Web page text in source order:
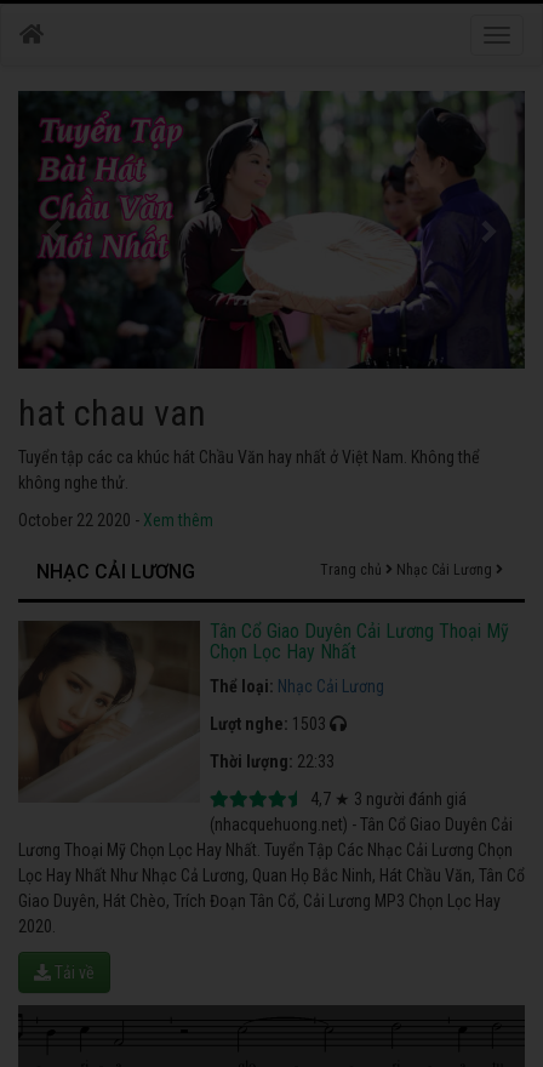
hat chau van
Tuyển tập các ca khúc hát Chầu Văn hay nhất ở Việt Nam. Không thể
không nghe thử.
October 22 2020 - Xem thêm
NHẠC CẢI LƯƠNG Trang chủ Nhạc Cải Lương
Tân Cổ Giao Duyên Cải Lương Thoại Mỹ
Chọn Lọc Hay Nhất
Thể loại: Nhạc Cải Lương
Lượt nghe: 1503
Thời lượng: 22:33
4,7 ★ 3 người đánh giá
(nhacquehuong.net) - Tân Cổ Giao Duyên Cải
Lương Thoại Mỹ Chọn Lọc Hay Nhất. Tuyển Tập Các Nhạc Cải Lương Chọn
Lọc Hay Nhất Như Nhạc Cả Lương, Quan Họ Bắc Ninh, Hát Chầu Văn, Tân Cổ
Giao Duyên, Hát Chèo, Trích Đoạn Tân Cổ, Cải Lương MP3 Chọn Lọc Hay
2020.
Tải về